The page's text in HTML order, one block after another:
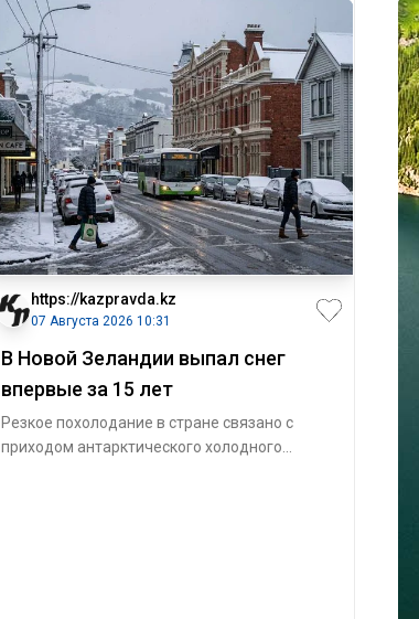
https://kazpravda.kz
07 Августа 2026 10:31
В Новой Зеландии выпал снег
впервые за 15 лет
Резкое похолодание в стране связано с
приходом антарктического холодного